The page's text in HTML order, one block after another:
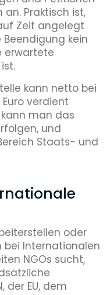
Praktisch ist,
Zeit angelegt
Beendigung kein
erwartete
kann netto bei
verdient
man das
und
Staats- und
oder
bei Internationalen
NGOs sucht,
der EU, dem